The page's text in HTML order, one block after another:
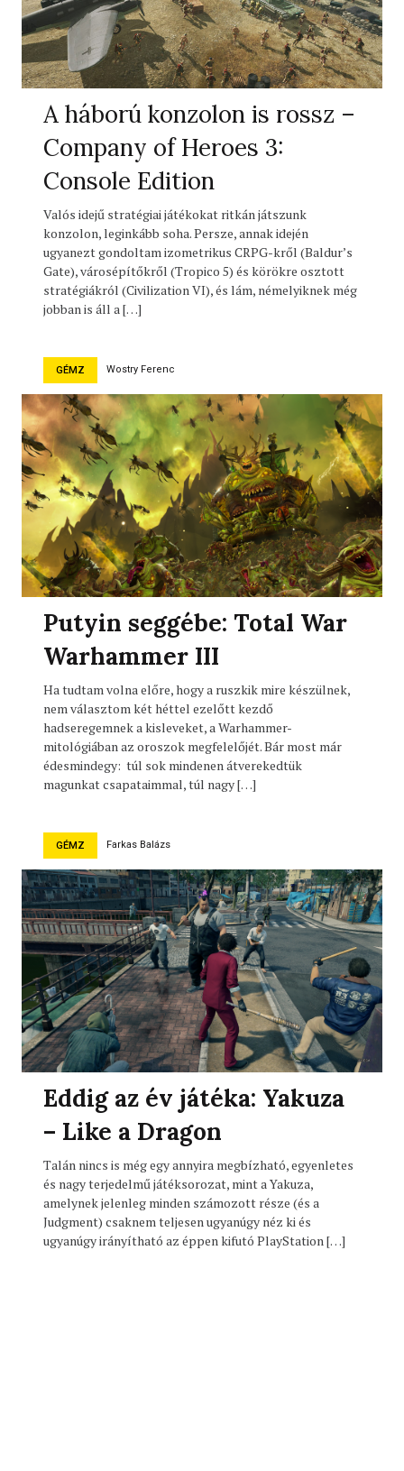
A háború konzolon is rossz –
Company of Heroes 3:
Console Edition
Valós idejű stratégiai játékokat ritkán játszunk
konzolon, leginkább soha. Persze, annak idején
ugyanezt gondoltam izometrikus CRPG-kről (Baldur’s
Gate), városépítőkről (Tropico 5) és körökre osztott
stratégiákról (Civilization VI), és lám, némelyiknek még
jobban is áll a […]
GÉMZ Wostry Ferenc
Putyin seggébe: Total War
Warhammer III
Ha tudtam volna előre, hogy a ruszkik mire készülnek,
nem választom két héttel ezelőtt kezdő
hadseregemnek a kisleveket, a Warhammer-
mitológiában az oroszok megfelelőjét. Bár most már
édesmindegy: túl sok mindenen átverekedtük
magunkat csapataimmal, túl nagy […]
GÉMZ Farkas Balázs
Eddig az év játéka: Yakuza
– Like a Dragon
Talán nincs is még egy annyira megbízható, egyenletes
és nagy terjedelmű játéksorozat, mint a Yakuza,
amelynek jelenleg minden számozott része (és a
Judgment) csaknem teljesen ugyanúgy néz ki és
ugyanúgy irányítható az éppen kifutó PlayStation […]